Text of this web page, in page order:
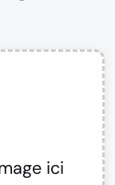
ici